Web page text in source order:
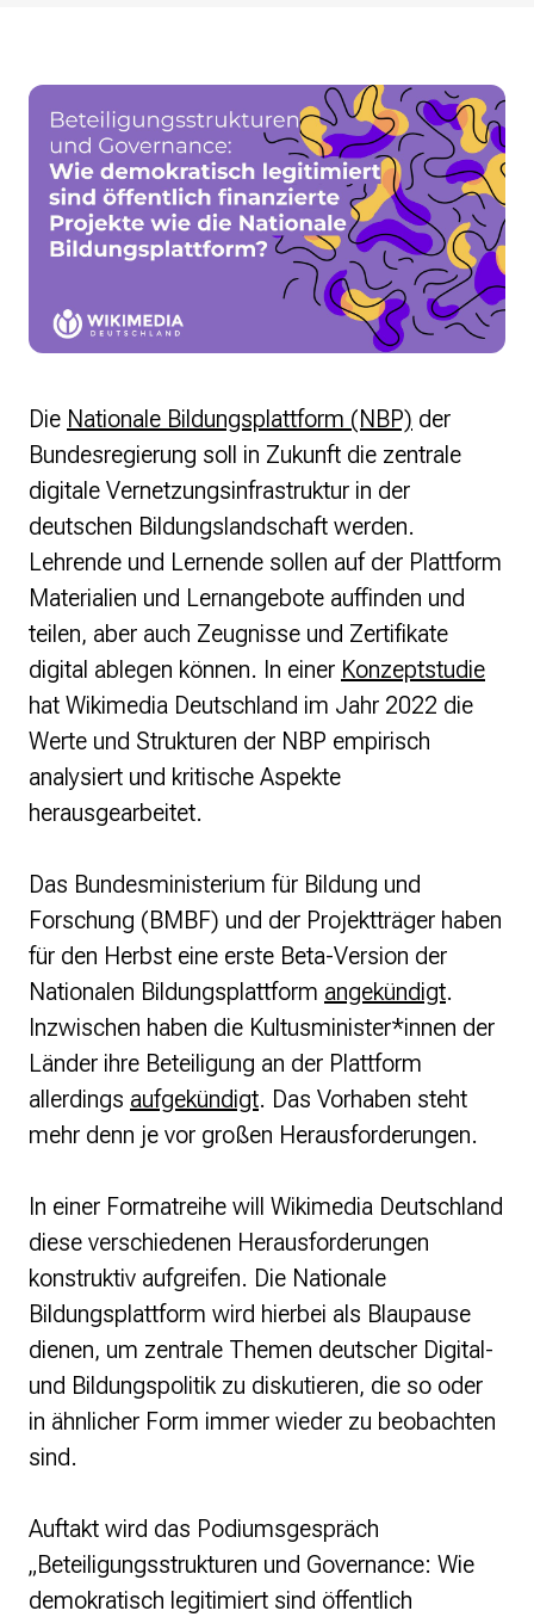
re•shape
Wissen. Macht. Gerechtigkeit.
Zukunft D
Wikipedia-Schwesterprojekte
Wikibase
MediaWiki
Wikisource
Wiktionary
Wikivoyage
Über uns
Verein
Unsere Werte
Strategie und Ziele
Ansprechpartner*innen
Jahresberichte
Transparenz
Presse
Suchanfrage
Suchen
Die Nationale Bildungsplattform (NBP) der
Bundesregierung soll in Zukunft die zentrale
digitale Vernetzungsinfrastruktur in der
deutschen Bildungslandschaft werden.
Lehrende und Lernende sollen auf der Plattform
Materialien und Lernangebote auffinden und
teilen, aber auch Zeugnisse und Zertifikate
digital ablegen können. In einer Konzeptstudie
hat Wikimedia Deutschland im Jahr 2022 die
Werte und Strukturen der NBP empirisch
analysiert und kritische Aspekte
herausgearbeitet.
Das Bundesministerium für Bildung und
Forschung (BMBF) und der Projektträger haben
für den Herbst eine erste Beta-Version der
Nationalen Bildungsplattform angekündigt.
Inzwischen haben die Kultusminister*innen der
Länder ihre Beteiligung an der Plattform
allerdings aufgekündigt. Das Vorhaben steht
mehr denn je vor großen Herausforderungen.
In einer Formatreihe will Wikimedia Deutschland
diese verschiedenen Herausforderungen
konstruktiv aufgreifen. Die Nationale
Bildungsplattform wird hierbei als Blaupause
dienen, um zentrale Themen deutscher Digital-
und Bildungspolitik zu diskutieren, die so oder
in ähnlicher Form immer wieder zu beobachten
sind.
Auftakt wird das Podiumsgespräch
„Beteiligungsstrukturen und Governance: Wie
demokratisch legitimiert sind öffentlich